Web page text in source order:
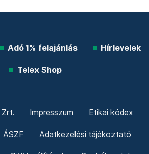
Adó 1% felajánlás Hírlevelek
Telex Shop
Impresszum Etikai kódex
ÁSZF Adatkezelési tájékoztató